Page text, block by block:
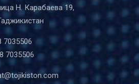
Н. Карабаева 19,
7035506
7035506